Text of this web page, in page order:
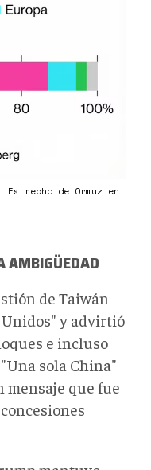
de Ormuz en
AMBIGÜEDAD
de Taiwán
y advirtió
e incluso
sola China"
que fue